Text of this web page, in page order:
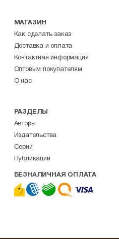
МАГАЗИН
Как сделать заказ
Доставка и оплата
Контактная информация
Оптовым покупателям
О нас
РАЗДЕЛЫ
Авторы
Издательства
Серии
Публикации
БЕЗНАЛИЧНАЯ ОПЛАТА